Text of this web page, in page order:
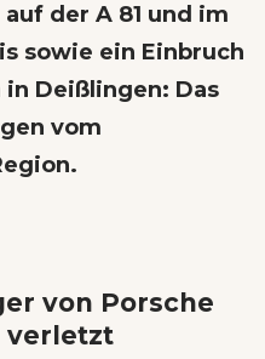
der A 81 und im
sowie ein Einbruch
Deißlingen: Das
vom
von Porsche
verletzt